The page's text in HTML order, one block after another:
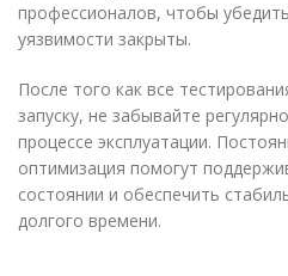
профессионалов, чтобы
уязвимости закрыты.
После того как все
запуску, не забывайте
процессе эксплуатации.
оптимизация помогут
состоянии и обеспечить
долгого времени.